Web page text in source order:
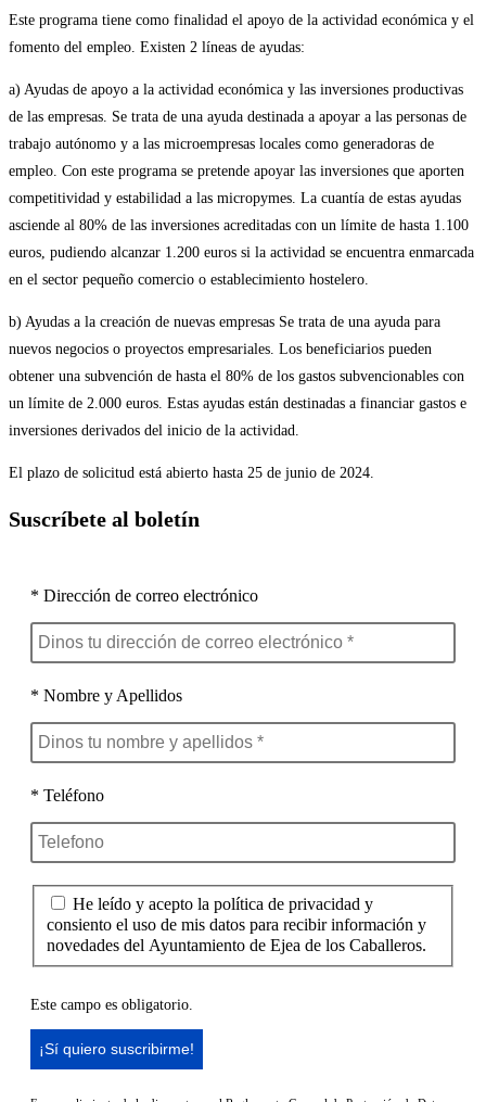
Este programa tiene como finalidad el apoyo de la actividad económica y el
fomento del empleo. Existen 2 líneas de ayudas:
a) Ayudas de apoyo a la actividad económica y las inversiones productivas
de las empresas. Se trata de una ayuda destinada a apoyar a las personas de
trabajo autónomo y a las microempresas locales como generadoras de
empleo. Con este programa se pretende apoyar las inversiones que aporten
competitividad y estabilidad a las micropymes. La cuantía de estas ayudas
asciende al 80% de las inversiones acreditadas con un límite de hasta 1.100
euros, pudiendo alcanzar 1.200 euros si la actividad se encuentra enmarcada
en el sector pequeño comercio o establecimiento hostelero.
b) Ayudas a la creación de nuevas empresas Se trata de una ayuda para
nuevos negocios o proyectos empresariales. Los beneficiarios pueden
obtener una subvención de hasta el 80% de los gastos subvencionables con
un límite de 2.000 euros. Estas ayudas están destinadas a financiar gastos e
inversiones derivados del inicio de la actividad.
El plazo de solicitud está abierto hasta 25 de junio de 2024.
Suscríbete al boletín
* Dirección de correo electrónico
* Nombre y Apellidos
* Teléfono
He leído y acepto la política de privacidad y
consiento el uso de mis datos para recibir información y
novedades del Ayuntamiento de Ejea de los Caballeros.
Este campo es obligatorio.